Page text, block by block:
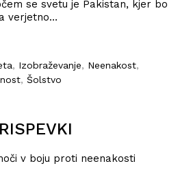
se svetu je Pakistan, kjer bo
verjetno…
, Izobraževanje, Neenakost,
, Šolstvo
v boju proti neenakosti